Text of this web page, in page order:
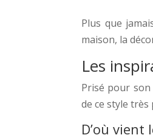
Plus que
maison, la
Les
Prisé pour son
de ce style très
D’où vient